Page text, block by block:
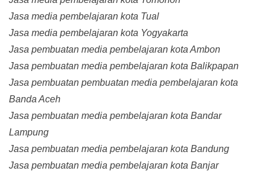
Jasa media pembelajaran kota Tual
Jasa media pembelajaran kota Yogyakarta
Jasa pembuatan media pembelajaran kota Ambon
Jasa pembuatan media pembelajaran kota Balikpapan
Jasa pembuatan pembuatan media pembelajaran kota
Banda Aceh
Jasa pembuatan media pembelajaran kota Bandar
Lampung
Jasa pembuatan media pembelajaran kota Bandung
Jasa pembuatan media pembelajaran kota Banjar